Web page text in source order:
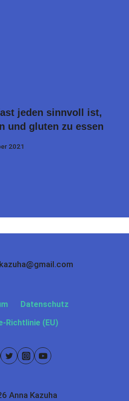
jeden sinnvoll ist,
und gluten zu essen
2021
Datenschutz
Richtlinie (EU)
Anna Kazuha